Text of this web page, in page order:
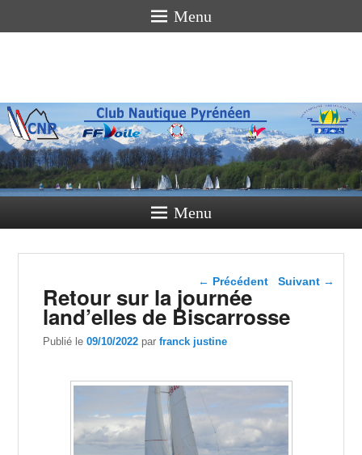
Menu
Nautique
Pyrénéen
La voile pour tous
Menu
Navigation dans les
← Précédent Suivant →
Retour sur la journée
land’elles de Biscarrosse
Publié le09/10/2022 parfranck justine